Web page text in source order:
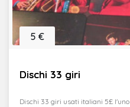
Dischi 33 giri
5 €
Dischi 33 giri usati italiani 5£ l'uno